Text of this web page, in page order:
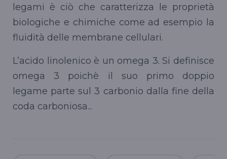
legami è ciò che caratterizza le proprietà
biologiche e chimiche come ad esempio la
fluidità delle membrane cellulari.
L’acido linolenico è un omega 3. Si definisce
omega 3 poichè il suo primo doppio
legame parte sul 3 carbonio dalla fine della
coda carboniosa...